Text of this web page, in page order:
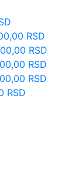
RSD
RSD
RSD
RSD
RSD